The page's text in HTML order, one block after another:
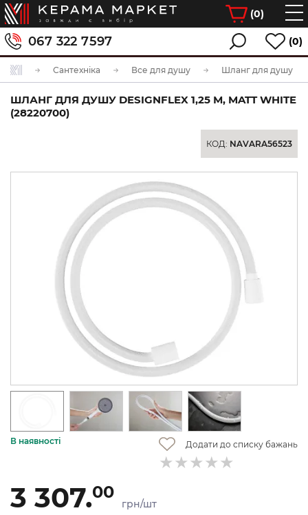
(0)
067 322 7597 (0)
Сантехніка Все для душу Шланг для душу
ШЛАНГ ДЛЯ ДУШУ DESIGNFLEX 1,25 М, MATT WHITE
(28220700)
КОД: NAVARA56523
В наявності Додати до списку бажань
3 307.00
грн/шт